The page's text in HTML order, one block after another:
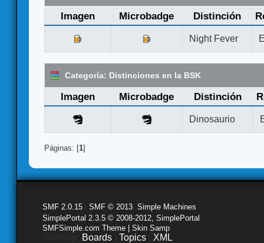
Imagen Microbadge Distinción
Night Fever
Categoría: Distinciones en la BSK
Imagen Microbadge Distinción
Dinosaurio
Páginas: [1]
SMF 2.0.15 SMF © 2013 Simple Machines
SimplePortal 2.3.5 © 2008-2012, SimplePortal
SMFSimple.com Theme | Skin Samp
Boards Topics XML